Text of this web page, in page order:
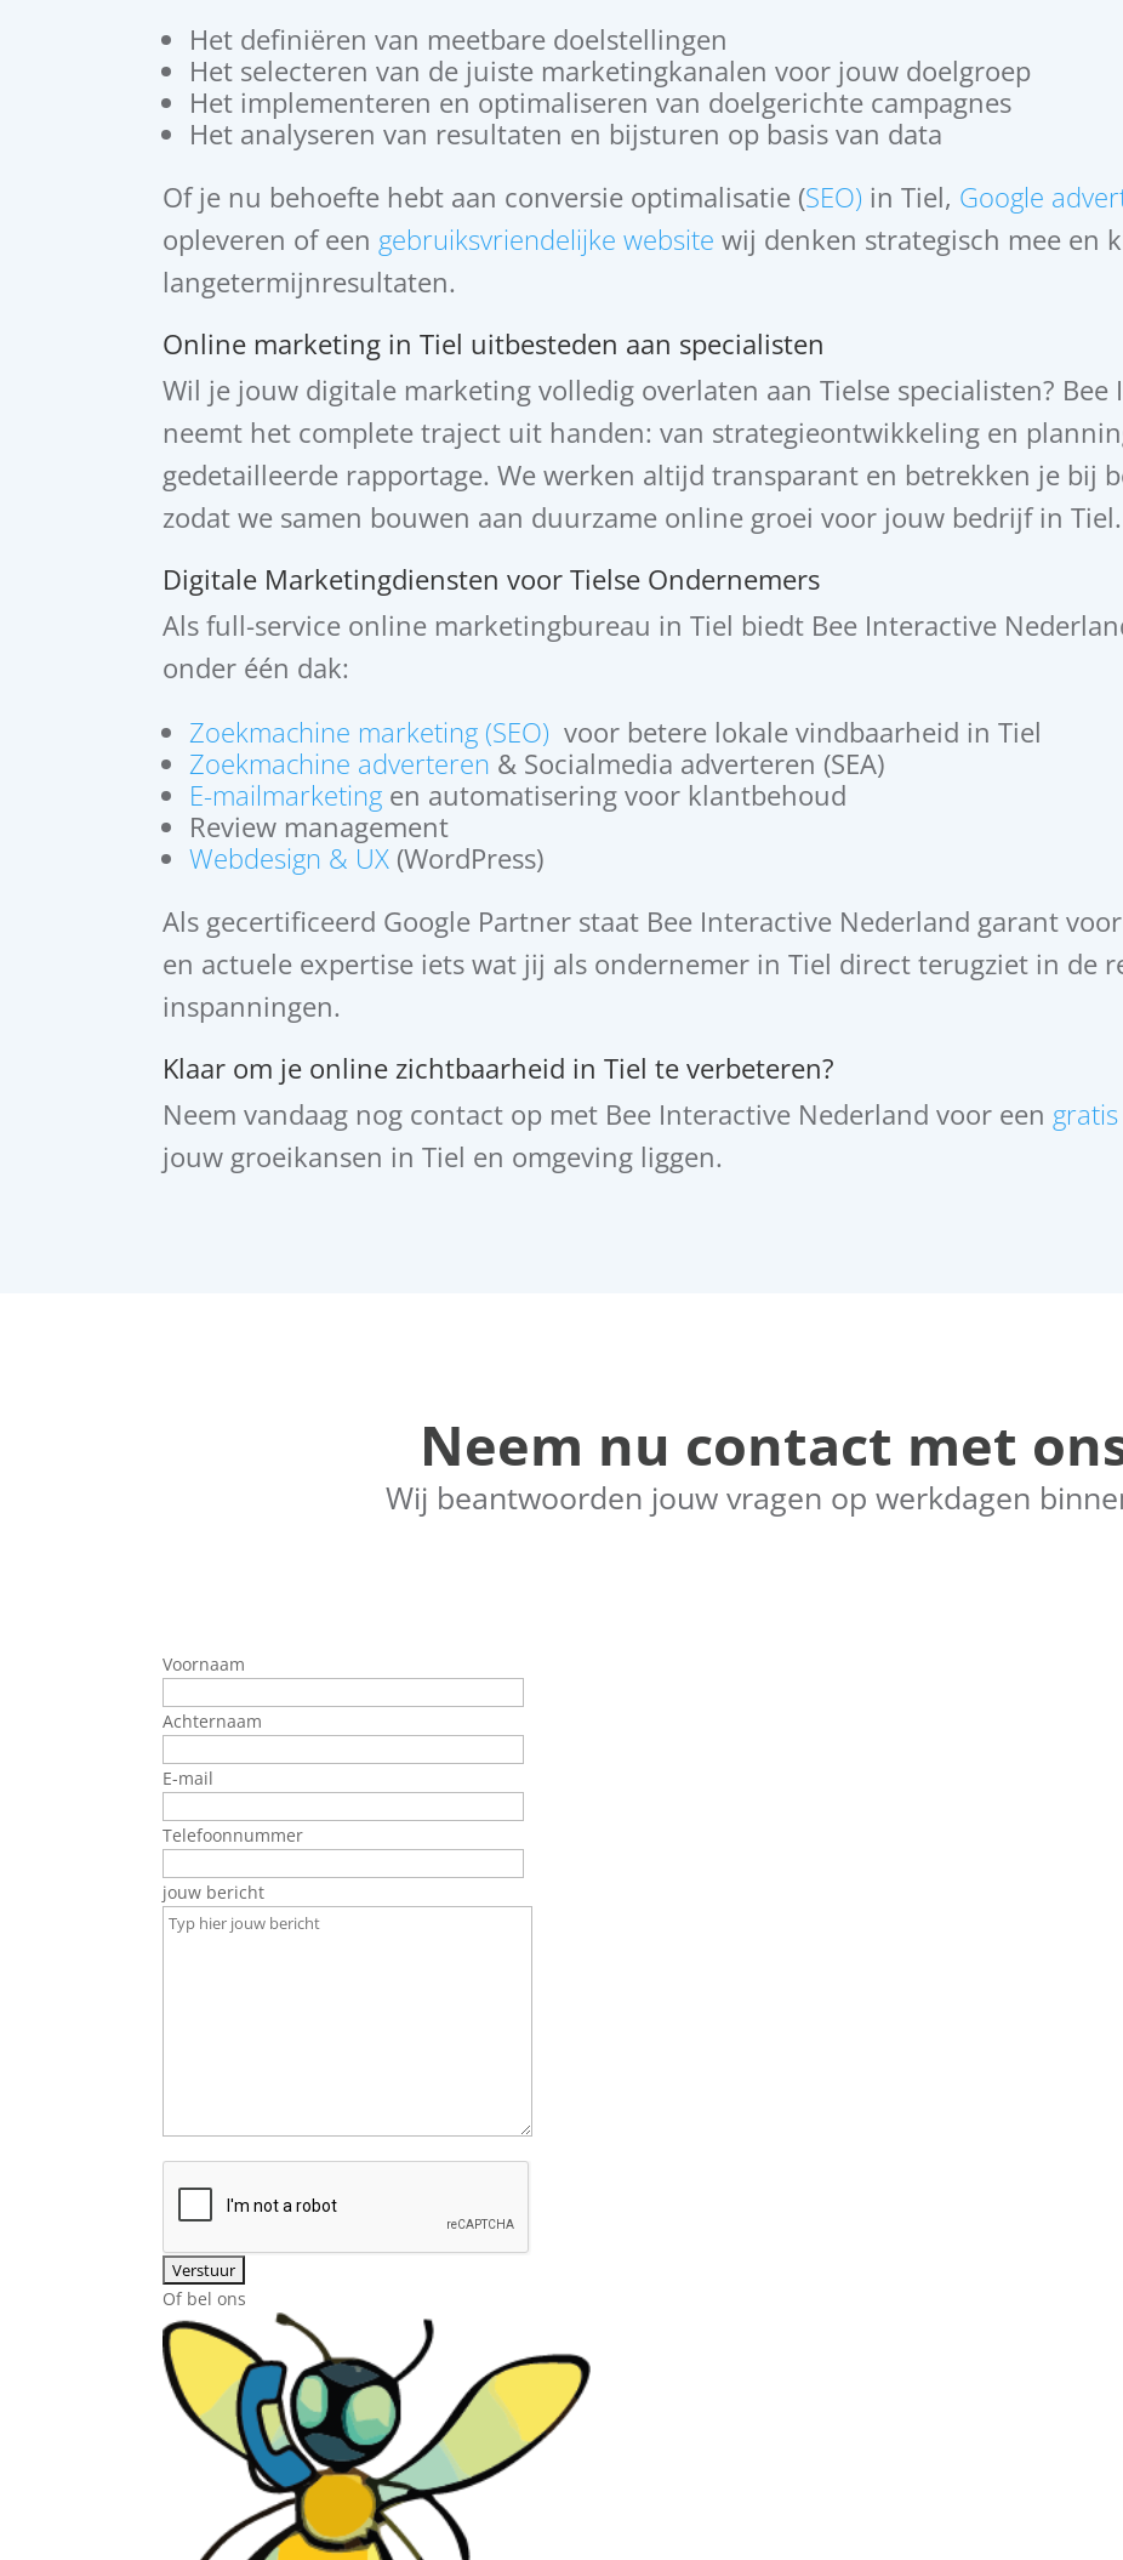
Het definiëren van meetbare doelstellingen
Het selecteren van de juiste marketingkanalen voor jouw doelgroep
Het implementeren en optimaliseren van doelgerichte campagnes
Het analyseren van resultaten en bijsturen op basis van data
Of je nu behoefte hebt aan conversie optimalisatie (SEO) in Tiel, Google
opleveren of een gebruiksvriendelijke website wij denken strategisch mee en
langetermijnresultaten.
Online marketing in Tiel uitbesteden aan specialisten
Wil je jouw digitale marketing volledig overlaten aan Tielse specialisten?
neemt het complete traject uit handen: van strategieontwikkeling en
gedetailleerde rapportage. We werken altijd transparant en betrekken je bij
zodat we samen bouwen aan duurzame online groei voor jouw bedrijf in Tiel.
Digitale Marketingdiensten voor Tielse Ondernemers
Als full-service online marketingbureau in Tiel biedt Bee Interactive
onder één dak:
Zoekmachine marketing (SEO) voor betere lokale vindbaarheid in Tiel
Zoekmachine adverteren & Socialmedia adverteren (SEA)
E-mailmarketing en automatisering voor klantbehoud
Review management
Webdesign & UX (WordPress)
Als gecertificeerd Google Partner staat Bee Interactive Nederland garant
en actuele expertise iets wat jij als ondernemer in Tiel direct terugziet in de
inspanningen.
Klaar om je online zichtbaarheid in Tiel te verbeteren?
Neem vandaag nog contact op met Bee Interactive Nederland voor een gratis
jouw groeikansen in Tiel en omgeving liggen.
Neem nu contact met
Wij beantwoorden jouw vragen op werkdagen
Voornaam
Achternaam
E-mail
Telefoonnummer
jouw bericht
Of bel ons